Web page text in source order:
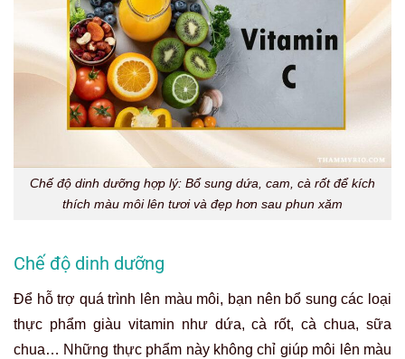
Chế độ dinh dưỡng hợp lý: Bổ sung dứa, cam, cà rốt để kích
thích màu môi lên tươi và đẹp hơn sau phun xăm
Chế độ dinh dưỡng
Để hỗ trợ quá trình lên màu môi, bạn nên bổ sung các loại
thực phẩm giàu vitamin như dứa, cà rốt, cà chua, sữa
chua… Những thực phẩm này không chỉ giúp môi lên màu